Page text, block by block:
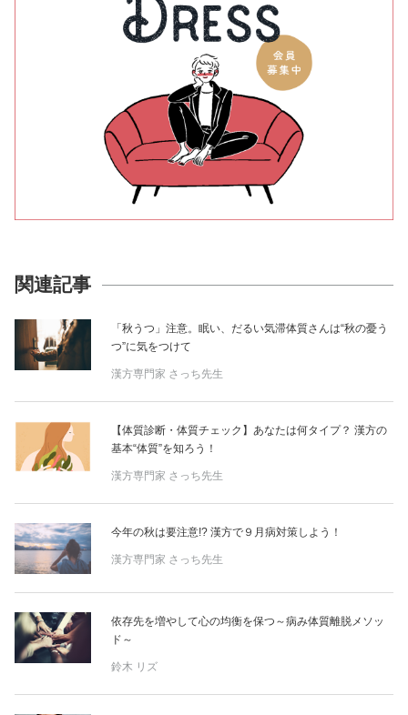
関連記事
「秋うつ」注意。眠い、だるい気滞体質さんは“秋の憂う
つ”に気をつけて
漢方専門家 さっち先生
【体質診断・体質チェック】あなたは何タイプ？ 漢方の
基本“体質”を知ろう！
漢方専門家 さっち先生
今年の秋は要注意!? 漢方で９月病対策しよう！
漢方専門家 さっち先生
依存先を増やして心の均衡を保つ～病み体質離脱メソッ
ド～
鈴木 リズ